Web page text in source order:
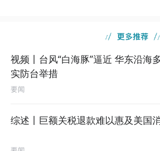
视频丨台风“白海豚”逼近 华东沿海
实防台举措
要闻
综述丨巨额关税退款难以惠及美国